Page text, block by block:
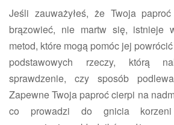
Jeśli zauważyłeś, że Twoja
brązowieć, nie martw się, istnieje
metod, które mogą pomóc jej
podstawowych rzeczy, którą
sprawdzenie, czy sposób
Zapewne Twoja paproć cierpi na
co prowadzi do gnicia